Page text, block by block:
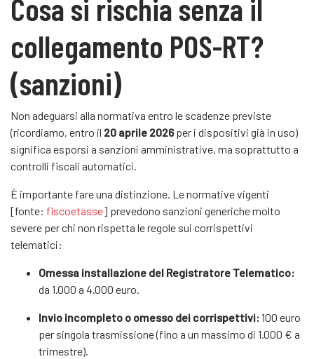
Cosa si rischia senza il
collegamento POS-RT?
(sanzioni)
Non adeguarsi alla normativa entro le scadenze previste
(ricordiamo, entro il 20 aprile 2026per i dispositivi già in uso)
significa esporsi a sanzioni amministrative, ma soprattutto a
controlli fiscali automatici.
È importante fare una distinzione. Le normative vigenti
[fonte: fiscoetasse] prevedono sanzioni generiche molto
severe per chi non rispetta le regole sui corrispettivi
telematici:
Omessa installazione del Registratore Telematico:
da 1.000 a 4.000 euro.
Invio incompleto o omesso dei corrispettivi:100 euro
per singola trasmissione (fino a un massimo di 1.000 € a
trimestre).